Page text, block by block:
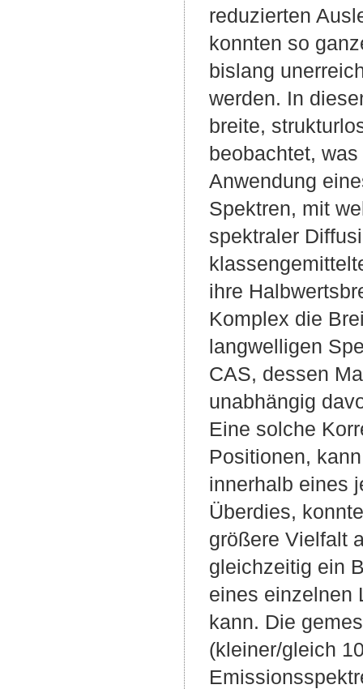
reduzierten
konnten so
bislang
werden. In
breite,
beobachtet,
Anwendung
Spektren, mit
spektraler
ihre
Komplex die
langwelligen
CAS, dessen
unabhängig
Eine solche
Positionen,
innerhalb eines
Überdies,
größere Vielfalt
gleichzeitig ein
eines einzelnen
kann. Die
(kleiner/gleich